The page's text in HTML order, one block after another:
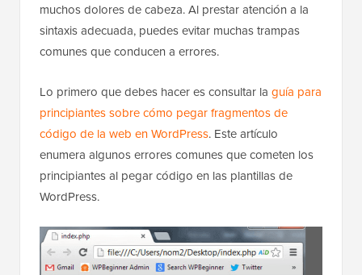
muchos dolores de cabeza. Al prestar atención a la
sintaxis adecuada, puedes evitar muchas trampas
comunes que conducen a errores.
Lo primero que debes hacer es consultar la guía para
principiantes sobre cómo pegar fragmentos de
código de la web en WordPress. Este artículo
enumera algunos errores comunes que cometen los
principiantes al pegar código en las plantillas de
WordPress.